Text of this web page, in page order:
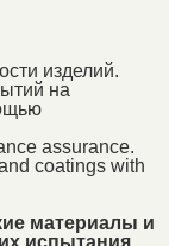
изделий.
на
assurance.
coatings with
материалы и
испытания